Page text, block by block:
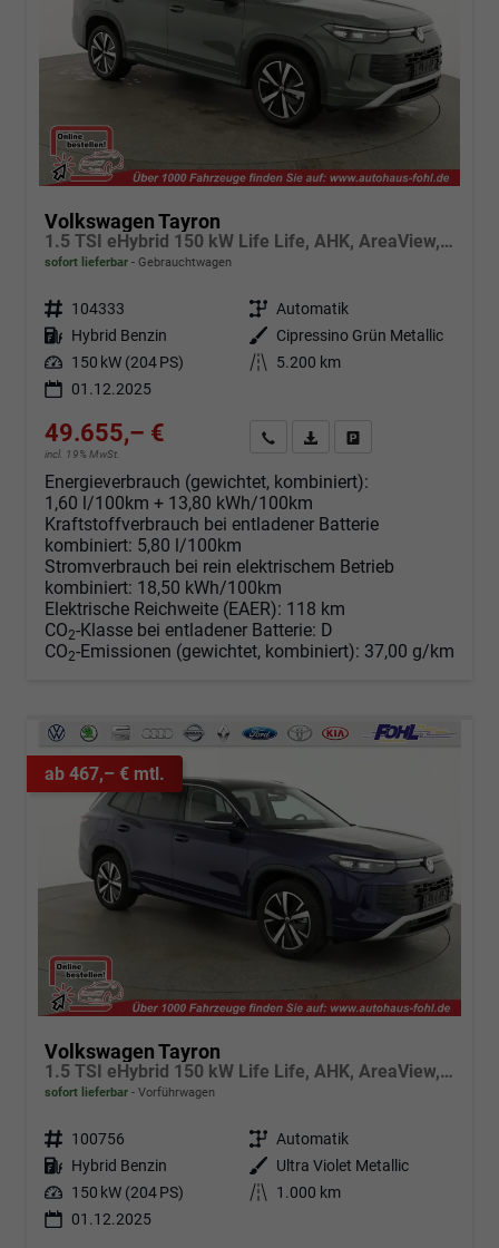
Volkswagen Tayron
1.5 TSI eHybrid 150 kW Life Life, AHK, AreaView, Side, Navi, Winter, 5-J. Garantie
sofort lieferbar Gebrauchtwagen
Fahrzeugnr. 104333 Getriebe Automatik
Kraftstoff Hybrid Benzin Außenfarbe
Cipressino Grün Metallic
Leistung 150 kW (204 PS) Kilometerstand
5.200 km
01.12.2025
49.655,– €
incl. 19% MwSt.
Angebot anfordern
Fahrzeugexpose (PDF)
Energieverbrauch (gewichtet, kombiniert):
1,60 l/100km + 13,80 kWh/100km
Kraftstoffverbrauch bei entladener Batterie
kombiniert: 5,80 l/100km
Stromverbrauch bei rein elektrischem Betrieb
kombiniert: 18,50 kWh/100km
Elektrische Reichweite (EAER): 118 km
CO2-Klasse bei entladener Batterie: D
CO2-Emissionen (gewichtet, kombiniert): 37,00 g/km
ab 467,– € mtl.
Volkswagen Tayron
1.5 TSI eHybrid 150 kW Life Life, AHK, AreaView, Side, Navi, Winter, 5-J. Garantie
sofort lieferbar Vorführwagen
Fahrzeugnr. 100756 Getriebe Automatik
Kraftstoff Hybrid Benzin Außenfarbe
Ultra Violet Metallic
Leistung 150 kW (204 PS) Kilometerstand
1.000 km
01.12.2025